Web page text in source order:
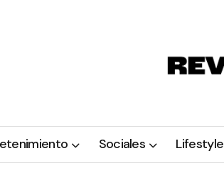
Sociales Lifestyle